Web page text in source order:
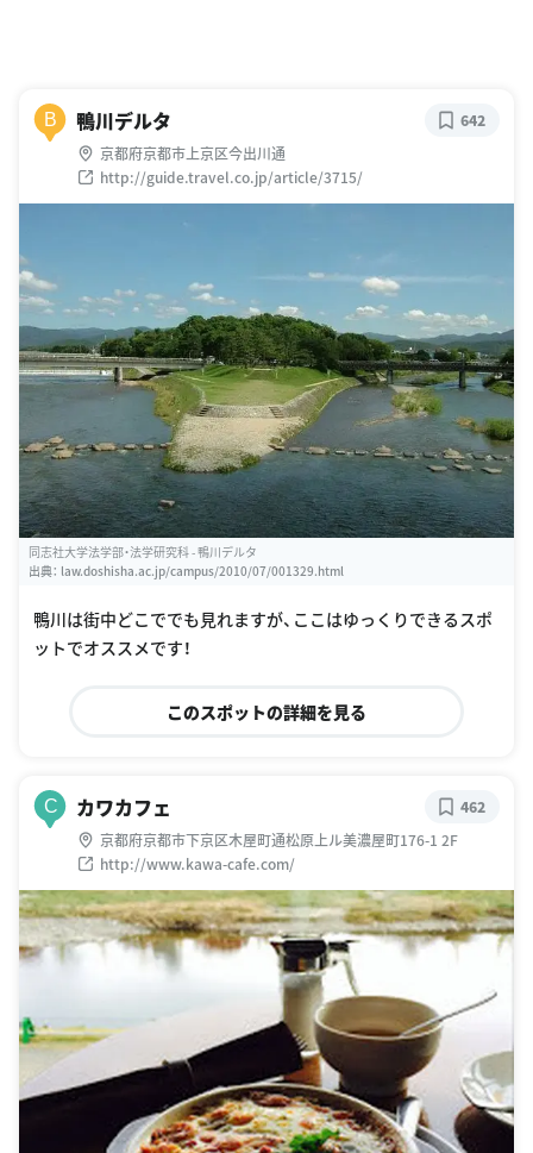
B 鴨川デルタ
京都府京都市上京区今出川通
http://guide.travel.co.jp/article/3715/
642
同志社大学法学部・法学研究科 - 鴨川デルタ
出典： law.doshisha.ac.jp/campus/2010/07/001329.html
鴨川は街中どこででも見れますが、ここはゆっくりできるスポ
ットでオススメです！
このスポットの詳細を見る
C カワカフェ
京都府京都市下京区木屋町通松原上ル美濃屋町176-1 2F
http://www.kawa-cafe.com/
462